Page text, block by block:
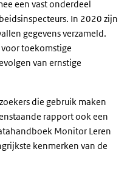
een vast onderdeel
In 2020 zijn
gegevens verzameld.
voor toekomstige
van ernstige
die gebruik maken
rapport ook een
Monitor Leren
kenmerken van de